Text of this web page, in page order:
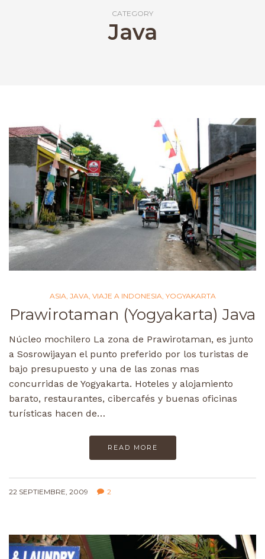
CATEGORY
Java
ASIA JAVA VIAJE A INDONESIA YOGYAKARTA
Prawirotaman (Yogyakarta) Java
Núcleo mochilero La zona de Prawirotaman, es junto
a Sosrowijayan el punto preferido por los turistas de
bajo presupuesto y una de las zonas mas
concurridas de Yogyakarta. Hoteles y alojamiento
barato, restaurantes, cibercafés y buenas oficinas
turísticas hacen de…
READ MORE
22 SEPTIEMBRE, 2009 2